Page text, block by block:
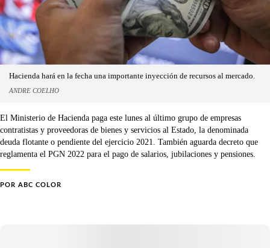
Hacienda hará en la fecha una importante inyección de recursos al mercado.
ANDRE COELHO
El Ministerio de Hacienda paga este lunes al último grupo de empresas
contratistas y proveedoras de bienes y servicios al Estado, la denominada
deuda flotante o pendiente del ejercicio 2021. También aguarda decreto que
reglamenta el PGN 2022 para el pago de salarios, jubilaciones y pensiones.
POR ABC COLOR